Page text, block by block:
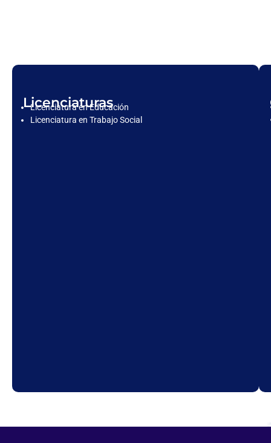
Licenciaturas
Licenciatura en Educación
Licenciatura en Trabajo Social